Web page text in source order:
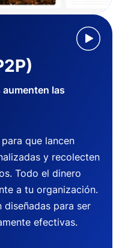
las
que lancen
y recolecten
Todo el dinero
a tu organización.
diseñadas para ser
efectivas.